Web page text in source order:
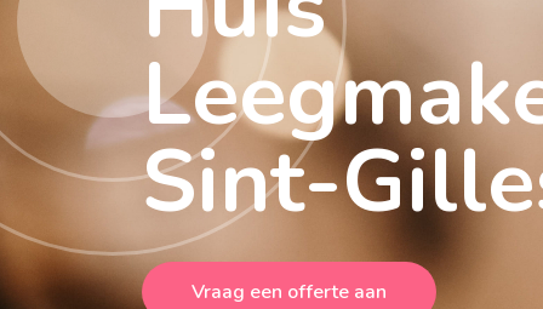
Sint-
Vraag een offerte aan